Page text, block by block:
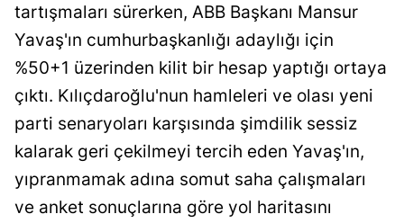
tartışmaları sürerken, ABB Başkanı Mansur
Yavaş'ın cumhurbaşkanlığı adaylığı için
%50+1 üzerinden kilit bir hesap yaptığı ortaya
çıktı. Kılıçdaroğlu'nun hamleleri ve olası yeni
parti senaryoları karşısında şimdilik sessiz
kalarak geri çekilmeyi tercih eden Yavaş'ın,
yıpranmamak adına somut saha çalışmaları
ve anket sonuçlarına göre yol haritasını